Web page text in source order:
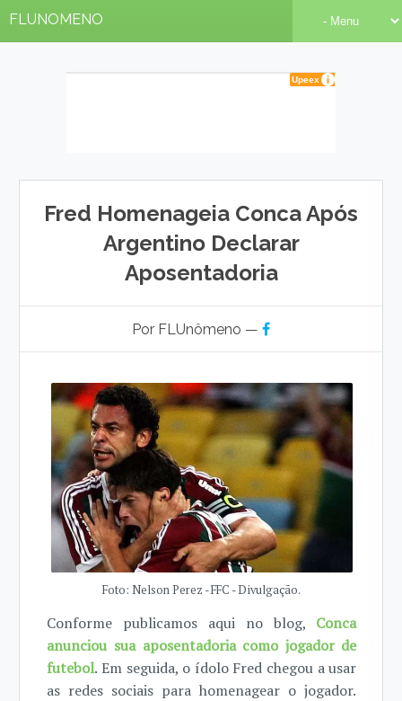
FLUNOMENO
Fred Homenageia Conca Após
Argentino Declarar
Aposentadoria
Por FLUnômeno —
Foto: Nelson Perez - FFC - Divulgação.
Conforme publicamos aqui no blog, Conca
anunciou sua aposentadoria como jogador de
futebol. Em seguida, o ídolo Fred chegou a usar
as redes sociais para homenagear o jogador.